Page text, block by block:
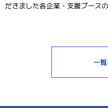
だきました各企業・支援ブース
一